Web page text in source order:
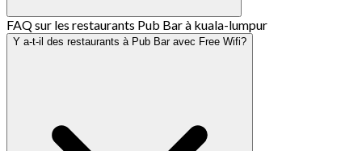
FAQ sur les restaurants Pub Bar à kuala-lumpur
Y a-t-il des restaurants à Pub Bar avec Free Wifi?